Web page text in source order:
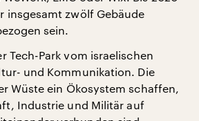
insgesamt zwölf Gebäude
sein.
Tech-Park vom israelischen
und Kommunikation. Die
Wüste ein Ökosystem schaffen,
Industrie und Militär auf